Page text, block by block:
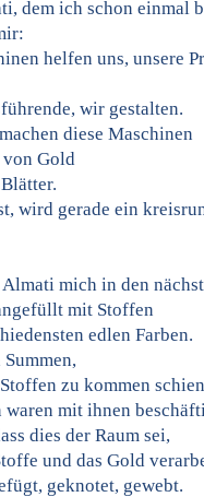
dem ich schon einmal
helfen uns, unsere
wir gestalten.
diese Maschinen
von Gold
wird gerade ein
mich in den
mit Stoffen
edlen Farben.
zu kommen
waren mit ihnen
dies der Raum sei,
und das Gold
geknotet, gewebt.